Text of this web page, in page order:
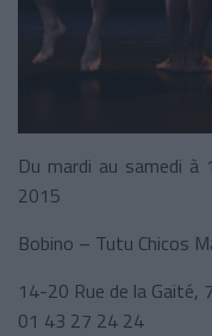
Du mardi au samedi à
2015
Bobino – Tutu Chicos
14-20 Rue de la Gaité,
01 43 27 24 24